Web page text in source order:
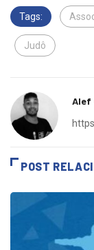
Tags:
Judô
Alef
POST